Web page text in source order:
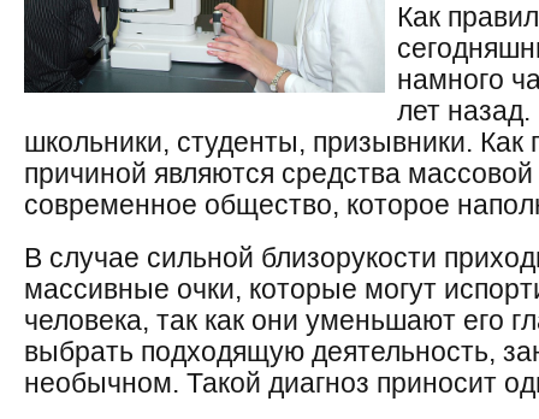
Как
намного
лет
школьники, студенты, призывники. Как
причиной являются средства
современное общество, которое
В случае сильной близорукости
массивные очки, которые могут
человека, так как они уменьшают его
выбрать подходящую деятельность,
необычном. Такой диагноз приносит